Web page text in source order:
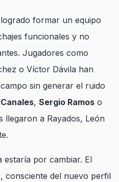
formar un equipo
funcionales y no
Jugadores como
o Víctor Dávila han
sin generar el ruido
, Sergio Ramos o
llegaron a Rayados, León
estaría por cambiar. El
consciente del nuevo perfil